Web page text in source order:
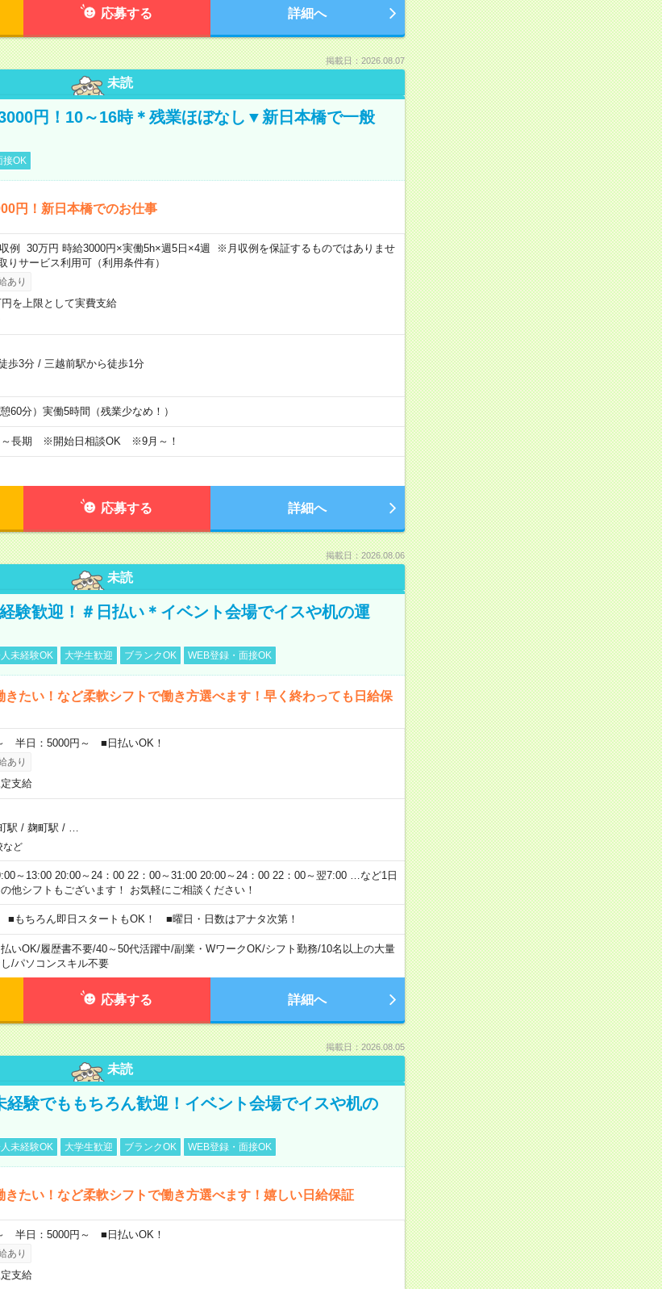
応募する 詳細へ
掲載日：2026.08.07
未読
円！10～16時＊残業ほぼなし▼新日本橋で一般
接OK
円！新日本橋でのお仕事
例 30万円 時給3000円×実働5h×週5日×4週 ※月収例を保証するものではありませ
りサービス利用可（利用条件有）
あり
を上限として実費支給
歩3分/ 三越前駅から徒歩1分
60分）実働5時間（残業少なめ！）
～長期 ※開始日相談OK ※9月～！
応募する 詳細へ
掲載日：2026.08.06
未読
験歓迎！＃日払い＊イベント会場でイスや机の運
未経験OK 大学生歓迎 ブランクOK WEB登録・面接OK
きたい！など柔軟シフトで働き方選べます！早く終わっても日給保
半日：5000円～ ■日払いOK！
あり
支給
駅 / 麹町駅 /
など
～13:00 20:00～24：00 22：00～31:00 20:00～24：00 22：00～翌7:00 …など1日
他シフトもございます！ お気軽にご相談ください！
もちろん即日スタートもOK！ ■曜日・日数はアナタ次第！
いOK/履歴書不要/40～50代活躍中/副業・WワークOK/シフト勤務/10名以上の大量
/パソコンスキル不要
応募する 詳細へ
掲載日：2026.08.05
未読
経験でももちろん歓迎！イベント会場でイスや机の
未経験OK 大学生歓迎 ブランクOK WEB登録・面接OK
きたい！など柔軟シフトで働き方選べます！嬉しい日給保証
半日：5000円～ ■日払いOK！
あり
支給